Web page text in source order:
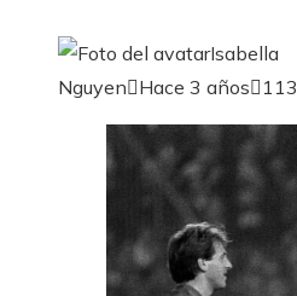
Isabella
Nguyen Hace 3 años 113